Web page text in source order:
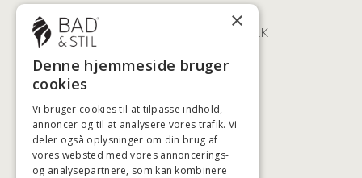
ØSTERBROGADE 202
2100 KØBENHAVN • DANMARK
+45 3920 5084
HØJESTE KREDITVÆRDIGHED
×
Denne hjemmeside bruger
cookies
Vi bruger cookies til at tilpasse indhold,
annoncer og til at analysere vores trafik. Vi
deler også oplysninger om din brug af
vores websted med vores annoncerings-
og analysepartnere, som kan kombinere